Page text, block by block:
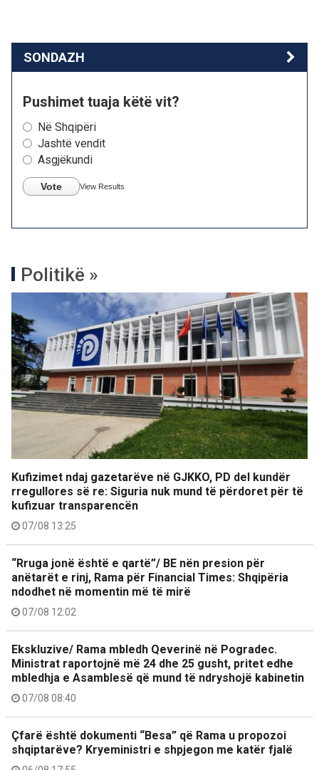
SONDAZH
Pushimet tuaja këtë vit?
Në Shqipëri
Jashtë vendit
Asgjëkundi
Vote View Results
Politikë »
Kufizimet ndaj gazetarëve në GJKKO, PD del kundër
rregullores së re: Siguria nuk mund të përdoret për të
kufizuar transparencën
07/08 13:25
“Rruga jonë është e qartë”/ BE nën presion për
anëtarët e rinj, Rama për Financial Times: Shqipëria
ndodhet në momentin më të mirë
07/08 12:02
Ekskluzive/ Rama mbledh Qeverinë në Pogradec.
Ministrat raportojnë më 24 dhe 25 gusht, pritet edhe
mbledhja e Asamblesë që mund të ndryshojë kabinetin
07/08 08:40
Çfarë është dokumenti “Besa” që Rama u propozoi
shqiptarëve? Kryeministri e shpjegon me katër fjalë